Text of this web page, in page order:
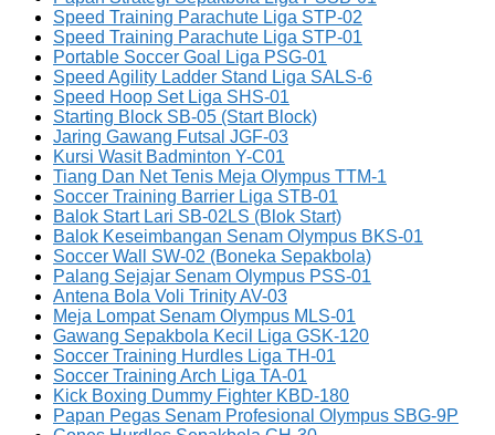
Speed Training Parachute Liga STP-02
Speed Training Parachute Liga STP-01
Portable Soccer Goal Liga PSG-01
Speed Agility Ladder Stand Liga SALS-6
Speed Hoop Set Liga SHS-01
Starting Block SB-05 (Start Block)
Jaring Gawang Futsal JGF-03
Kursi Wasit Badminton Y-C01
Tiang Dan Net Tenis Meja Olympus TTM-1
Soccer Training Barrier Liga STB-01
Balok Start Lari SB-02LS (Blok Start)
Balok Keseimbangan Senam Olympus BKS-01
Soccer Wall SW-02 (Boneka Sepakbola)
Palang Sejajar Senam Olympus PSS-01
Antena Bola Voli Trinity AV-03
Meja Lompat Senam Olympus MLS-01
Gawang Sepakbola Kecil Liga GSK-120
Soccer Training Hurdles Liga TH-01
Soccer Training Arch Liga TA-01
Kick Boxing Dummy Fighter KBD-180
Papan Pegas Senam Profesional Olympus SBG-9P